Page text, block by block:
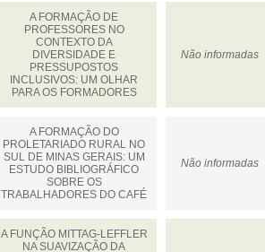
A FORMAÇÃO DE
PROFESSORES NO
CONTEXTO DA
DIVERSIDADE E
PRESSUPOSTOS
INCLUSIVOS: UM OLHAR
PARA OS FORMADORES
Não informadas
A FORMAÇÃO DO
PROLETARIADO RURAL NO
SUL DE MINAS GERAIS: UM
ESTUDO BIBLIOGRÁFICO
SOBRE OS
TRABALHADORES DO CAFÉ
Não informadas
A FUNÇÃO MITTAG-LEFFLER
NA SUAVIZAÇÃO DA